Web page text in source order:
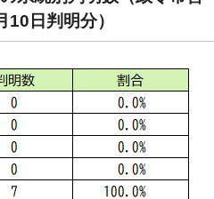
日判明分）